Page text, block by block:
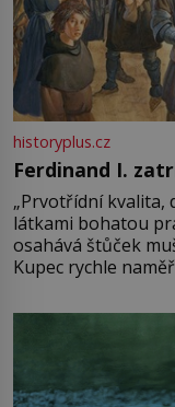
historyplus.cz
Ferdinand I.
„Prvotřídní kvalita,
látkami bohatou
osahává štůček
Kupec rychle
milostpaní. Stačí
množství růžového
Vezme do ruky